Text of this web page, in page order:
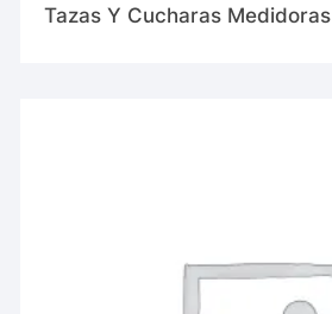
Tazas Y Cucharas Medidoras